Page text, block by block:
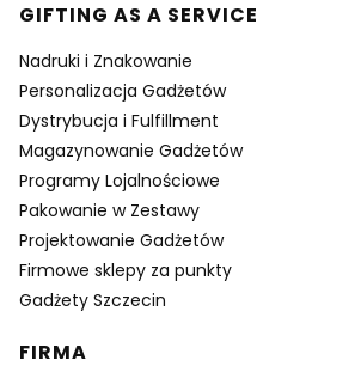
GIFTING AS A SERVICE
Nadruki i Znakowanie
Personalizacja Gadżetów
Dystrybucja i Fulfillment
Magazynowanie Gadżetów
Programy Lojalnościowe
Pakowanie w Zestawy
Projektowanie Gadżetów
Firmowe sklepy za punkty
Gadżety Szczecin
FIRMA